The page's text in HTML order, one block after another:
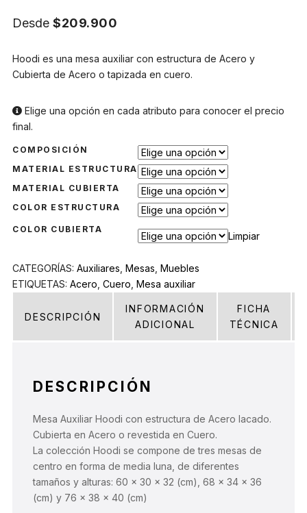
Desde $209.900
Hoodi es una mesa auxiliar con estructura de Acero y
Cubierta de Acero o tapizada en cuero.
Elige una opción en cada atributo para conocer el precio
final.
COMPOSICIÓN
MATERIAL ESTRUCTURA
MATERIAL CUBIERTA
COLOR ESTRUCTURA
COLOR CUBIERTA
Limpiar
CATEGORÍAS: Auxiliares Mesas Muebles
ETIQUETAS: Acero Cuero Mesa auxiliar
DESCRIPCIÓN
INFORMACIÓN
ADICIONAL
FICHA
TÉCNICA
DESCRIPCIÓN
Mesa Auxiliar Hoodi con estructura de Acero lacado.
Cubierta en Acero o revestida en Cuero.
La colección Hoodi se compone de tres mesas de
centro en forma de media luna, de diferentes
tamaños y alturas: 60 x 30 x 32 (cm), 68 x 34 x 36
(cm) y 76 x 38 x 40 (cm)